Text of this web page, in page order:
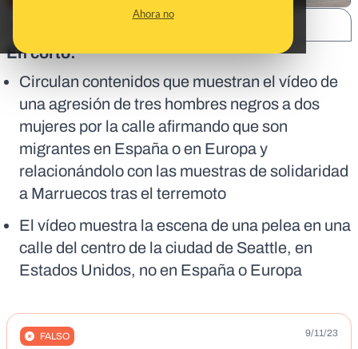
Ahora no
En corto:
Circulan contenidos que muestran el vídeo de
una agresión de tres hombres negros a dos
mujeres por la calle afirmando que son
migrantes en España o en Europa y
relacionándolo con las muestras de solidaridad
a Marruecos tras el terremoto
El vídeo muestra la escena de una pelea en una
calle del centro de la ciudad de Seattle, en
Estados Unidos, no en España o Europa
FALSO 9/11/23